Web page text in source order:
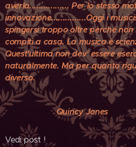
averla................. Per lo stesso
innovazione...............Oggi i
spingersi troppo oltre perché
compiti a casa. La musica è
Quest'ultima non dev' essere
naturalmente. Ma per quanto
diverso.
Quincy Jones
Vedi post !